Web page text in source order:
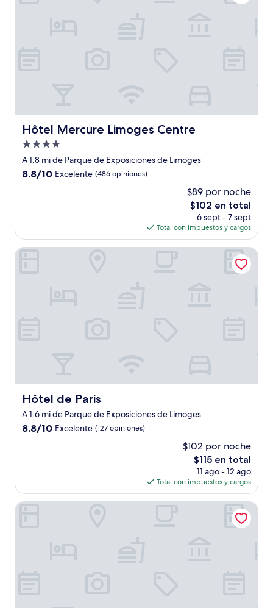
Hôtel Mercure Limoges Centre
Hôtel Mercure Limoges Centre
Propiedad
de
4.0
A 1.8 mi de Parque de Exposiciones de Limoges
8.8
8.8/10 Excelente (486 opiniones)
$89 por noche
El
precio
actual
es
de
$102 en total
6 sept - 7 sept
Total con impuestos y cargos
Hôtel de Paris
Hôtel de Paris
A 1.6 mi de Parque de Exposiciones de Limoges
8.8
8.8/10 Excelente (127 opiniones)
$102 por noche
El
precio
actual
es
de
$115 en total
11 ago - 12 ago
Total con impuestos y cargos
Hôtel de Paris
Campanile NATURE - Limoges Nord